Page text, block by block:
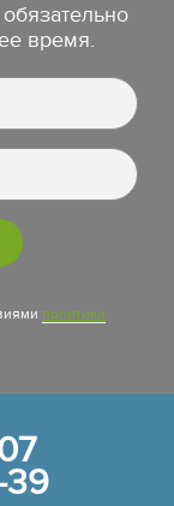
время.
политики
39